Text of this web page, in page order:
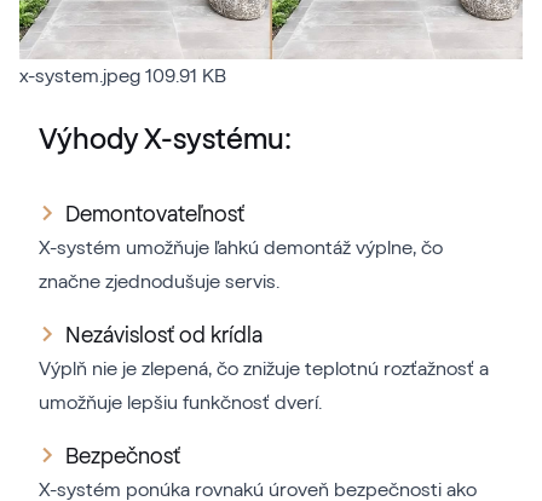
x-system.jpeg 109.91 KB
Výhody X-systému:
Demontovateľnosť
X-systém umožňuje ľahkú demontáž výplne, čo
značne zjednodušuje servis.
Nezávislosť od krídla
Výplň nie je zlepená, čo znižuje teplotnú rozťažnosť a
umožňuje lepšiu funkčnosť dverí.
Bezpečnosť
X-systém ponúka rovnakú úroveň bezpečnosti ako